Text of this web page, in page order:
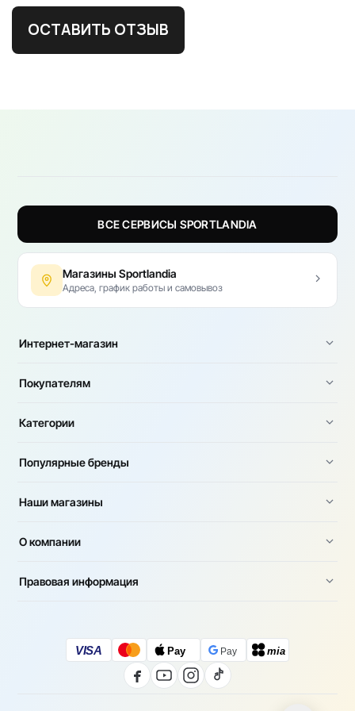
ОСТАВИТЬ ОТЗЫВ
ВСЕ СЕРВИСЫ SPORTLANDIA
Магазины Sportlandia
Адреса, график работы и самовывоз
Интернет-магазин
Покупателям
Категории
Популярные бренды
Наши магазины
О компании
Правовая информация
VISA Pay Pay mia